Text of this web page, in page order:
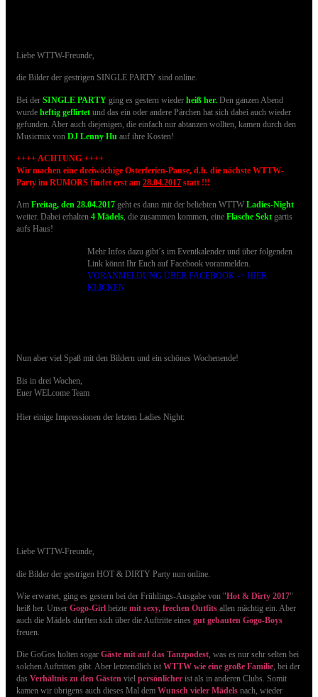
Liebe WTTW-Freunde,
die Bilder der gestrigen SINGLE PARTY sind online.
Bei der SINGLE PARTY ging es gestern wieder heiß her. Den ganzen Abend
wurde heftig geflirtet und das ein oder andere Pärchen hat sich dabei auch wieder
gefunden. Aber auch diejenigen, die einfach nur abtanzen wollten, kamen durch den
Musicmix von DJ Lenny Hu auf ihre Kosten!
++++ ACHTUNG ++++
Wir machen eine dreiwöchige Osterferien-Pause, d.h. die nächste WTTW-
Party im RUMORS findet erst am 28.04.2017 statt !!!
Am Freitag, den 28.04.2017 geht es dann mit der beliebten WTTW Ladies-Night
weiter. Dabei erhalten 4 Mädels, die zusammen kommen, eine Flasche Sekt gartis
aufs Haus!
Mehr Infos dazu gibt´s im Eventkalender und über folgenden
Link könnt Ihr Euch auf Facebook voranmelden.
VORANMELDUNG ÜBER FACEBOOK -> HIER
KLICKEN
Nun aber viel Spaß mit den Bildern und ein schönes Wochenende!
Bis in drei Wochen,
Euer WELcome Team
Hier einige Impressionen der letzten Ladies Night:
Liebe WTTW-Freunde,
die Bilder der gestrigen HOT & DIRTY Party nun online.
Wie erwartet, ging es gestern bei der Frühlings-Ausgabe von "Hot & Dirty 2017"
heiß her. Unser Gogo-Girl heizte mit sexy, frechen Outfits allen mächtig ein. Aber
auch die Mädels durften sich über die Auftritte eines gut gebauten Gogo-Boys
freuen.
Die GoGos holten sogar Gäste mit auf das Tanzpodest, was es nur sehr selten bei
solchen Auftritten gibt. Aber letztendlich ist WTTW wie eine große Familie, bei der
das Verhältnis zu den Gästen viel persönlicher ist als in anderen Clubs. Somit
kamen wir übrigens auch dieses Mal dem Wunsch vieler Mädels nach, wieder